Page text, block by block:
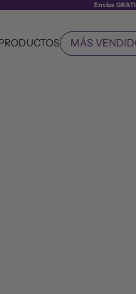
Envíos
MÁS